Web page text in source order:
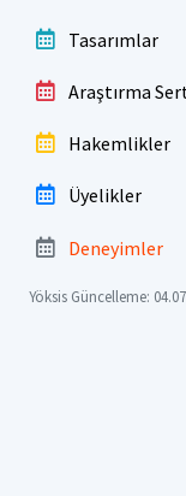
Tasarımlar
Araştırma
Hakemlikler
Üyelikler
Deneyimler
Yöksis Güncelleme: